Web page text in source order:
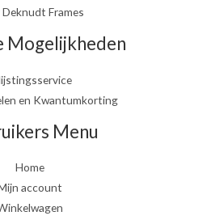
Frames
Mogelijkheden
en Kwantumkorting
Menu
Home
account